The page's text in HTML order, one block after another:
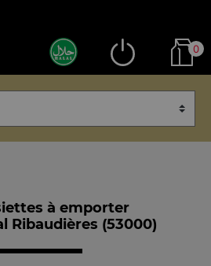
0
à emporter
Ribaudières (53000)